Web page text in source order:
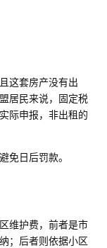
这套房产没有出
居民来说，固定税
际申报，非出租的
免日后罚款。
维护费，前者是市
；后者则依据小区